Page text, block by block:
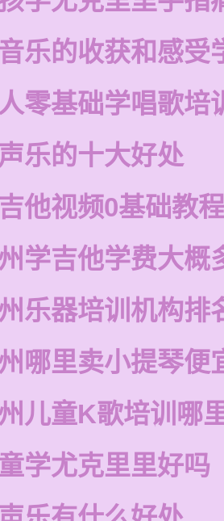
乐的收获和感受
零基础学唱歌培
乐的十大好处
他视频0基础教
学吉他学费大概
乐器培训机构排
哪里卖小提琴便
儿童K歌培训哪
学尤克里里好吗